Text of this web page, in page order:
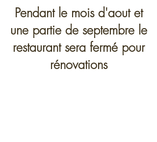
Pendant le mois d'aout et
une partie de septembre le
restaurant sera fermé pour
rénovations